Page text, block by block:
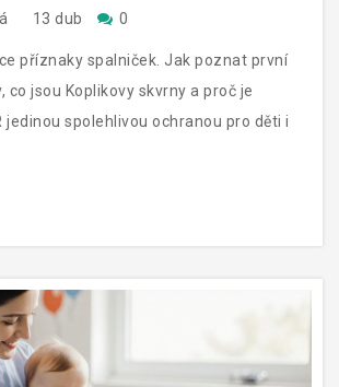
13 dub 0
příznaky spalniček. Jak poznat první
co jsou Koplikovy skvrny a proč je
jedinou spolehlivou ochranou pro děti i